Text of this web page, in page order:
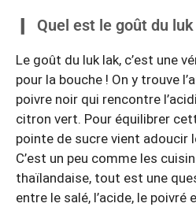
Quel est le goût du
Le goût du luk lak, c’est une
pour la bouche ! On y trouve
poivre noir qui rencontre
citron vert. Pour équilibrer
pointe de sucre vient adoucir
C’est un peu comme les
thaïlandaise, tout est une
entre le salé, l’acide, le poivré